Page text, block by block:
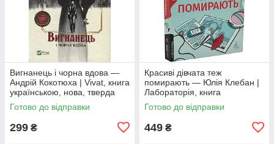
Вигнанець і чорна вдова —
Андрій Кокотюха | Vivat, книга
українською, нова, тверда
Готово до відправки
299 ₴
Красиві дівчата теж
помирають — Юлія Клебан |
Лабораторія, книга
українською, нова, м'яка
Готово до відправки
449 ₴